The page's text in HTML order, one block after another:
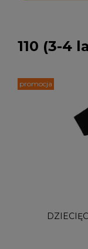
110 (3-4
promocja